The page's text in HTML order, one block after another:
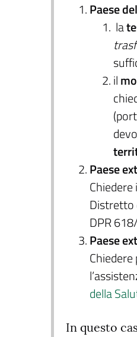
Paese
la
il
Paese
Distretto
DPR
Paese
della
In questo